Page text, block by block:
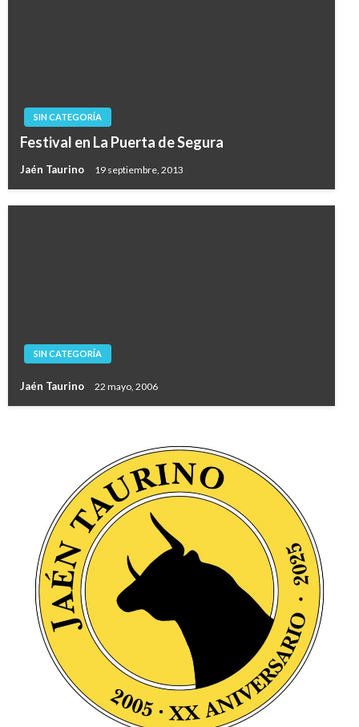
SIN CATEGORÍA
Festival en La Puerta de Segura
Jaén Taurino 19 septiembre, 2013
SIN CATEGORÍA
Jaén Taurino 22 mayo, 2006